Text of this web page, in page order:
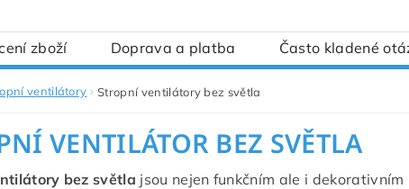
zboží Doprava a platba Často kladené
ventilátory Stropní ventilátory bez světla
VENTILÁTOR BEZ SVĚTLA
bez světla jsou nejen funkčním ale i